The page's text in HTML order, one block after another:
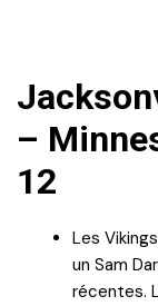
–
12
Les
un Sam
récentes.